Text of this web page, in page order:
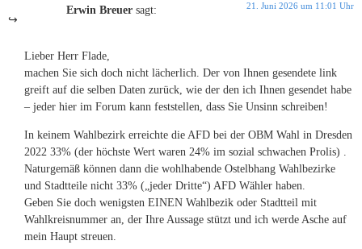
Erwin Breuer sagt: 21. Juni 2026 um 11:01 Uhr
Lieber Herr Flade,
machen Sie sich doch nicht lächerlich. Der von Ihnen gesendete link
greift auf die selben Daten zurück, wie der den ich Ihnen gesendet habe
– jeder hier im Forum kann feststellen, dass Sie Unsinn schreiben!
In keinem Wahlbezirk erreichte die AFD bei der OBM Wahl in Dresden
2022 33% (der höchste Wert waren 24% im sozial schwachen Prolis) .
Naturgemäß können dann die wohlhabende Ostelbhang Wahlbezirke
und Stadtteile nicht 33% („jeder Dritte“) AFD Wähler haben.
Geben Sie doch wenigsten EINEN Wahlbezik oder Stadtteil mit
Wahlkreisnummer an, der Ihre Aussage stützt und ich werde Asche auf
mein Haupt streuen.